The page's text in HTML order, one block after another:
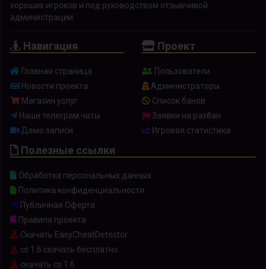
хороших игроков и под руководством отзывчивой
администрации.
Навигация
Главная страница
Новости проекта
Магазин услуг
Наши телеграм чаты
Демо записи
Проект
Пользователи
Администраторы
Список банов
Заявки на разбан
Игровая статистика
Полезные ссылки
Обработка персональных данных
Политика конфиденциальности
Публичная Оферта
Правила проекта
Скачать EasyCheatDetector
cs 1.6 скачать бесплатно
скачать cs 1.6